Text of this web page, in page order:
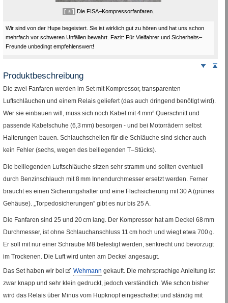
[ ± ] Die FISA–Kompressorfanfaren.
Wir sind von der Hupe begeistert. Sie ist wirklich gut zu hören und hat uns schon
mehrfach vor schweren Unfällen bewahrt. Fazit: Für Vielfahrer und Sicherheits–
Freunde unbedingt empfehlenswert!
Weiter
Produktbeschreibung
Die zwei Fanfaren werden im Setmit Kompressor, transparenten
Luftschläuchen und einem Relais geliefert (das auch dringend benötigt wird).
Wer sie einbauen will, muss sich noch Kabel mit 4mm² Querschnitt und
passende Kabelschuhe (6,3 mm) besorgen - und bei Motorrädern selbst
Halterungen bauen. Schlauchschellen für die Schläuche sind sicher auch
kein Fehler (sechs, wegen des beiliegenden T–Stücks).
Die beiliegenden Luftschläuche sitzen sehr stramm und sollten eventuell
durch Benzinschlauch mit 8mm Innendurchmesser ersetzt werden. Ferner
braucht es einen Sicherungshalter und eine Flachsicherung mit 30A(grünes
Gehäuse). „Torpedosicherungen” gibt es nur bis 25 A
Die Fanfaren sind 25 und 20cm lang. Der Kompressor hat am Deckel 68mm
Durchmesser, ist ohne Schlauchanschluss 11 cm hoch und wiegt etwa 700g.
Er soll mit nur einer Schraube M8 befestigt werden, senkrecht und bevorzugt
im Trockenen. Die Luft wird unten am Deckel angesaugt.
Das Set haben wir bei
(Link:
fremde
Seite)
Wehmann gekauft. Die mehrsprachige Anleitung ist
zwar knapp und sehr klein gedruckt, jedoch verständlich. Wie schon bisher
wird das Relais über Minus vom Hupknopf eingeschaltet und ständig mit